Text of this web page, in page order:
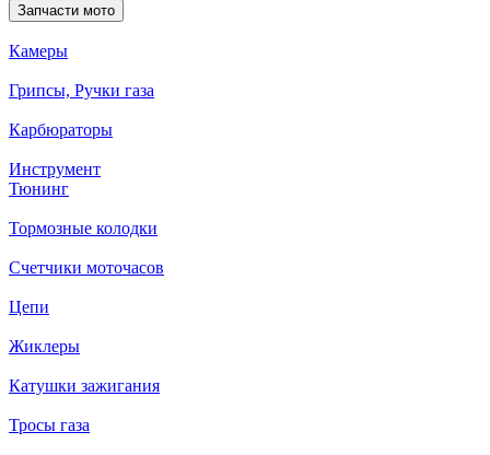
Запчасти мото
Камеры
Грипсы, Ручки газа
Карбюраторы
Инструмент
Тюнинг
Тормозные колодки
Счетчики моточасов
Цепи
Жиклеры
Катушки зажигания
Тросы газа